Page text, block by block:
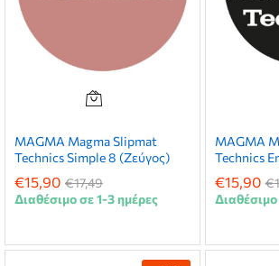
MAGMA Magma Slipmat
Technics Simple 8 (Ζεύγος)
€15,90 €17,49
Διαθέσιμο σε 1-3 ημέρες
MAGMA
Technics
€15,90 €